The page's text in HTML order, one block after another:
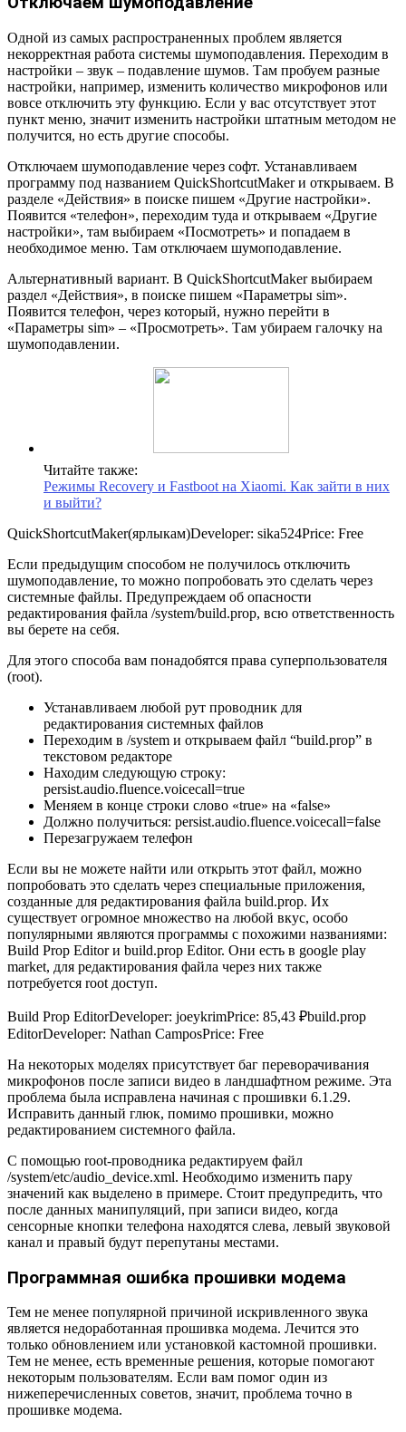
Одной из самых распространенных проблем является
некорректная работа системы шумоподавления. Переходим в
настройки – звук – подавление шумов. Там пробуем разные
настройки, например, изменить количество микрофонов или
вовсе отключить эту функцию. Если у вас отсутствует этот
пункт меню, значит изменить настройки штатным методом не
получится, но есть другие способы.
Отключаем шумоподавление через софт. Устанавливаем
программу под названием QuickShortcutMaker и открываем. В
разделе «Действия» в поиске пишем «Другие настройки».
Появится «телефон», переходим туда и открываем «Другие
настройки», там выбираем «Посмотреть» и попадаем в
необходимое меню. Там отключаем шумоподавление.
Альтернативный вариант. В QuickShortcutMaker выбираем
раздел «Действия», в поиске пишем «Параметры sim».
Появится телефон, через который, нужно перейти в
«Параметры sim» – «Просмотреть». Там убираем галочку на
шумоподавлении.
Читайте также:
Режимы Recovery и Fastboot на Xiaomi. Как зайти в них
и выйти?
QuickShortcutMaker(ярлыкам)Developer: sika524Price: Free
Если предыдущим способом не получилось отключить
шумоподавление, то можно попробовать это сделать через
системные файлы. Предупреждаем об опасности
редактирования файла /system/build.prop, всю ответственность
вы берете на себя.
Для этого способа вам понадобятся права суперпользователя
(root).
Устанавливаем любой рут проводник для
редактирования системных файлов
Переходим в /system и открываем файл “build.prop” в
текстовом редакторе
Находим следующую строку:
persist.audio.fluence.voicecall=true
Меняем в конце строки слово «true» на «false»
Должно получиться: persist.audio.fluence.voicecall=false
Перезагружаем телефон
Если вы не можете найти или открыть этот файл, можно
попробовать это сделать через специальные приложения,
созданные для редактирования файла build.prop. Их
существует огромное множество на любой вкус, особо
популярными являются программы с похожими названиями:
Build Prop Editor и build.prop Editor. Они есть в google play
market, для редактирования файла через них также
потребуется root доступ.
Build Prop EditorDeveloper: joeykrimPrice: 85,43 ₽build.prop
EditorDeveloper: Nathan CamposPrice: Free
На некоторых моделях присутствует баг переворачивания
микрофонов после записи видео в ландшафтном режиме. Эта
проблема была исправлена начиная с прошивки 6.1.29.
Исправить данный глюк, помимо прошивки, можно
редактированием системного файла.
С помощью root-проводника редактируем файл
/system/etc/audio_device.xml. Необходимо изменить пару
значений как выделено в примере. Стоит предупредить, что
после данных манипуляций, при записи видео, когда
сенсорные кнопки телефона находятся слева, левый звуковой
канал и правый будут перепутаны местами.
Программная ошибка прошивки модема
Тем не менее популярной причиной искривленного звука
является недоработанная прошивка модема. Лечится это
только обновлением или установкой кастомной прошивки.
Тем не менее, есть временные решения, которые помогают
некоторым пользователям. Если вам помог один из
нижеперечисленных советов, значит, проблема точно в
прошивке модема.